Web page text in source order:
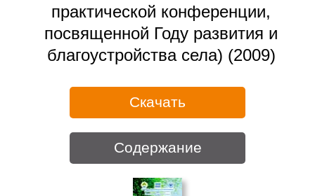
практической конференции,
посвященной Году развития и
благоустройства села) (2009)
Скачать
Содержание